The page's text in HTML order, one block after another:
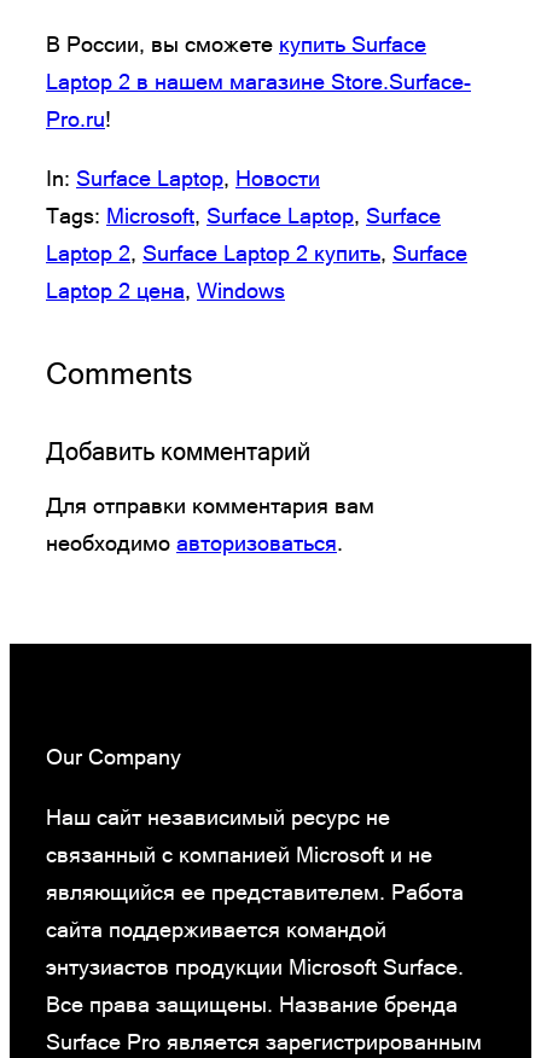
В России, вы сможете купить Surface
Laptop 2 в нашем магазине Store.Surface-
Pro.ru!
In: Surface Laptop, Новости
Tags: Microsoft, Surface Laptop, Surface
Laptop 2, Surface Laptop 2 купить, Surface
Laptop 2 цена, Windows
Comments
Добавить комментарий
Для отправки комментария вам
необходимо авторизоваться.
Our Company
Наш сайт независимый ресурс не
связанный с компанией Microsoft и не
являющийся ее представителем. Работа
сайта поддерживается командой
энтузиастов продукции Microsoft Surface.
Все права защищены. Название бренда
Surface Pro является зарегистрированным